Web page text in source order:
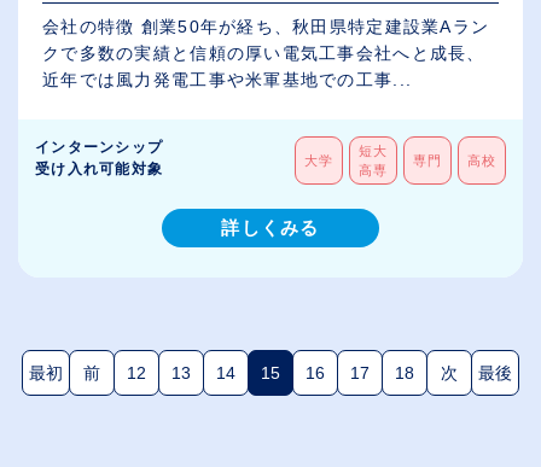
会社の特徴 創業50年が経ち、秋田県特定建設業Aラン
クで多数の実績と信頼の厚い電気工事会社へと成長、
近年では風力発電工事や米軍基地での工事...
インターンシップ
受け入れ可能対象
大学
短大
高専
専門 高校
詳しくみる
最初 前 12 13 14 15(現在のページ)
16 17 18 次 最後